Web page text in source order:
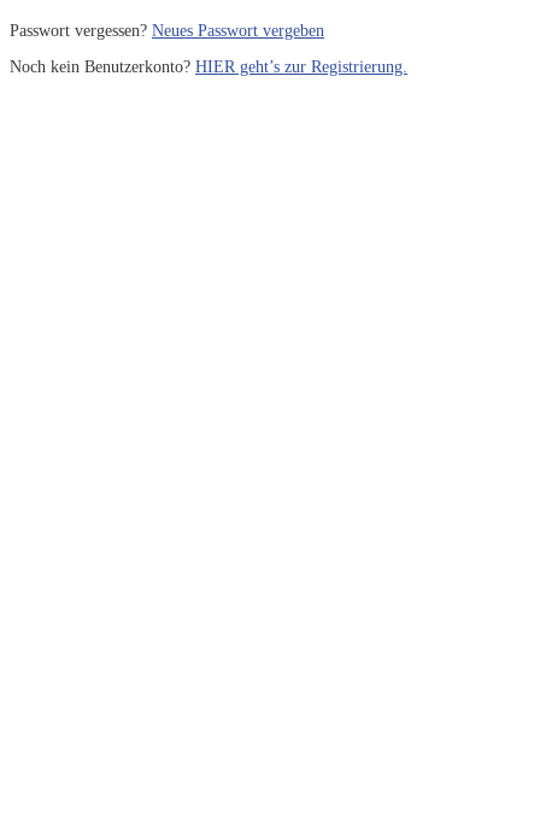
Passwort vergessen? Neues Passwort vergeben
Noch kein Benutzerkonto? HIER geht’s zur Registrierung.